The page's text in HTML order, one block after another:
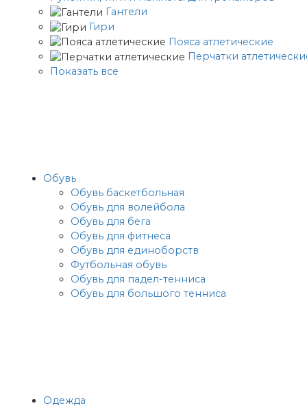
Гантели
Гири
Пояса атлетические
Перчатки
Показать все
Обувь
Обувь баскетбольная
Обувь для волейбола
Обувь для бега
Обувь для фитнеса
Обувь для единоборств
Футбольная обувь
Обувь для падел-тенниса
Обувь для большого тенниса
Одежда